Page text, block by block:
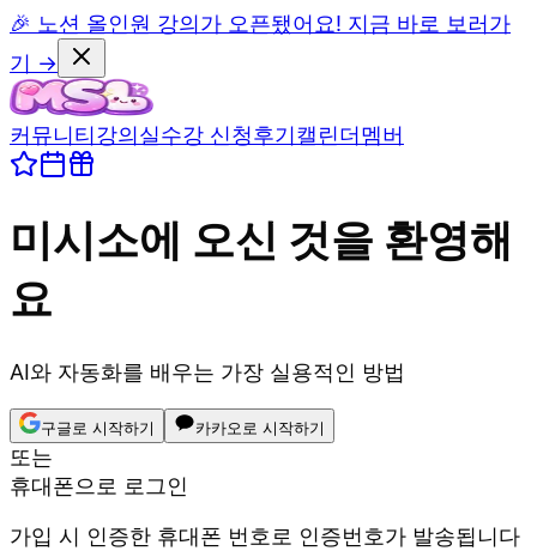
🎉 노션 올인원 강의가 오픈됐어요! 지금 바로 보러가
기 →
커뮤니티강의실수강 신청후기캘린더멤버
미시소에 오신 것을 환영해
요
AI와 자동화를 배우는 가장 실용적인 방법
구글로 시작하기 카카오로 시작하기
또는
휴대폰으로 로그인
가입 시 인증한 휴대폰 번호로 인증번호가 발송됩니다